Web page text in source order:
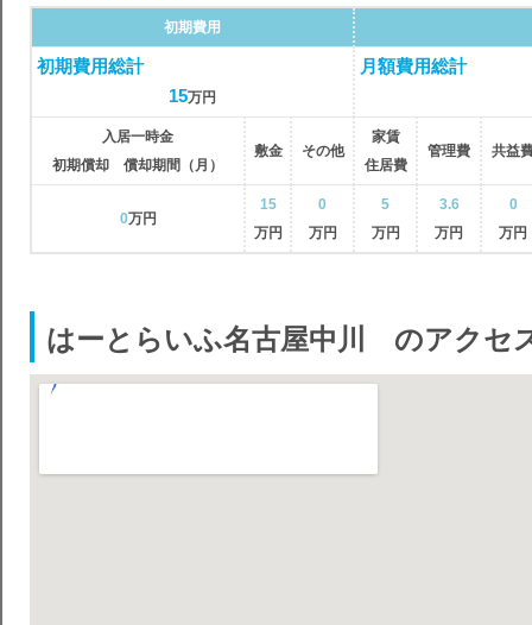
初期費用
初期費用総計
15万円
月額費用総計
入居一時金
初期償却 償却期間（月）
敷金 その他
家賃
住居費
管理費 共益
0万円
15
万円
0
万円
5
万円
3.6
万円
0
万円
はーとらいふ名古屋中川 のアクセ